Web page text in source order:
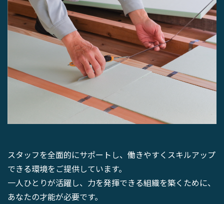
スタッフを全面的にサポートし、働きやすくスキルアップ
できる環境をご提供しています。
一人ひとりが活躍し、力を発揮できる組織を築くために、
あなたの才能が必要です。